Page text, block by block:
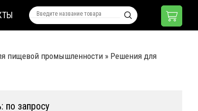
пищевой промышленности » Решения для
по запросу